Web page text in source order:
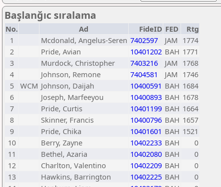
Başlanğıc sıralama
No. Ad FideID FED
Rtg
1
Mcdonald, Angelus-Seren 7402597 JAM 1774
2
Pride, Avian 10401202 BAH 1771
3
Murdock, Christopher 7403216 JAM 1768
4
Johnson, Remone 7404581 JAM 1746
5
WCM Johnson, Daijah 10400591 BAH 1684
6
Joseph, Marfeeyou 10400893 BAH 1678
7
Pride, Curtis 10401199 BAH 1664
8
Skinner, Francis 10400796 BAH 1657
9
Pride, Chika 10401601 BAH 1521
10
Berry, Zayne 10402233 BAH
0
11
Bethel, Azaria 10402080 BAH
0
12
Charlton, Valentino 10402209 BAH
0
13
Hawkins, Barrington 10402225 BAH
0